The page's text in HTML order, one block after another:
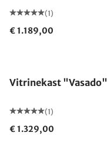
(1)
€ 1.189,00
Vitrinekast "Vasado"
(1)
€ 1.329,00